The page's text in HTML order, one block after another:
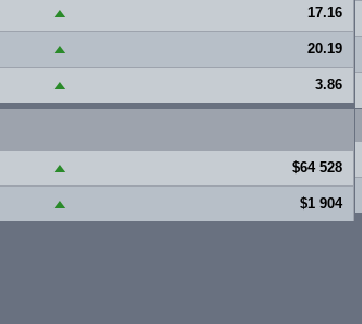
▲ 17.16
▲ 20.19
▲ 3.86
▲ $64 528
▲ $1 904